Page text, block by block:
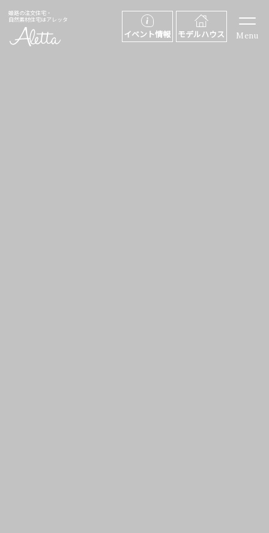
姫路の注文住宅・
自然素材住宅はアレッタ
イベント情報 モデルハウス Menu